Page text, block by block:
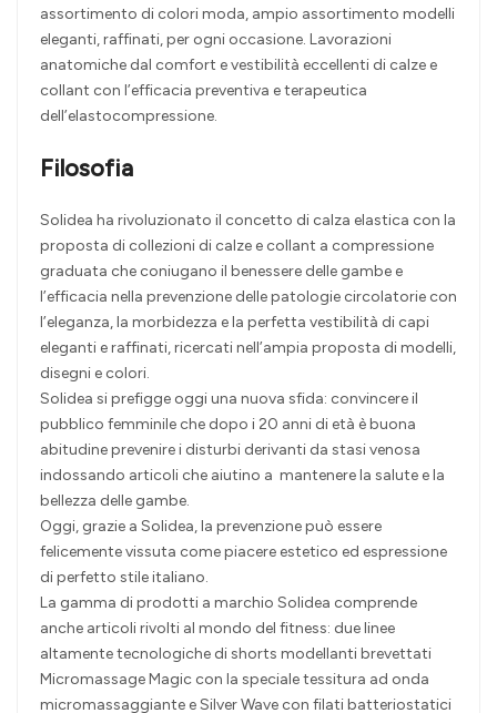
assortimento di colori moda, ampio assortimento modelli
eleganti, raffinati, per ogni occasione. Lavorazioni
anatomiche dal comfort e vestibilità eccellenti di calze e
collant con l’efficacia preventiva e terapeutica
dell’elastocompressione.
Filosofia
Solidea ha rivoluzionato il concetto di calza elastica con la
proposta di collezioni di calze e collant a compressione
graduata che coniugano il benessere delle gambe e
l’efficacia nella prevenzione delle patologie circolatorie con
l’eleganza, la morbidezza e la perfetta vestibilità di capi
eleganti e raffinati, ricercati nell’ampia proposta di modelli,
disegni e colori.
Solidea si prefigge oggi una nuova sfida: convincere il
pubblico femminile che dopo i 20 anni di età è buona
abitudine prevenire i disturbi derivanti da stasi venosa
indossando articoli che aiutino a mantenere la salute e la
bellezza delle gambe.
Oggi, grazie a Solidea, la prevenzione può essere
felicemente vissuta come piacere estetico ed espressione
di perfetto stile italiano.
La gamma di prodotti a marchio Solidea comprende
anche articoli rivolti al mondo del fitness: due linee
altamente tecnologiche di shorts modellanti brevettati
Micromassage Magic con la speciale tessitura ad onda
micromassaggiante e Silver Wave con filati batteriostatici